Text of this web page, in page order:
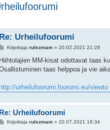
Re: Urheilufoorumi
V
e
t
Kirjoittaja rulezmam» 20.02.2021 21:28
Hiihtolajien MM-kisat odottavat taas
taas helppoa ja vie
http://urheilufoorumi.foorumi.eu/
Re: Urheilufoorumi
VKirjoittaja rulezmam» 20.07.2021 18:34